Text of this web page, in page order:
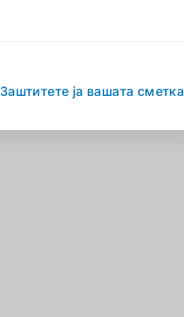
Заштитете ја вашата сметка